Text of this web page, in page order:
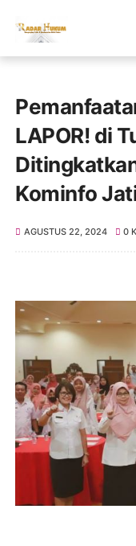
LAPOR! di
Kominfo
AGUSTUS 22, 2024 0